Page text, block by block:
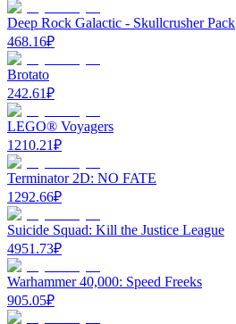
Deep Rock Galactic - Skullcrusher Pack
468.16₽
Brotato
242.61₽
LEGO® Voyagers
1210.21₽
Terminator 2D: NO FATE
1292.66₽
Suicide Squad: Kill the Justice League
4951.73₽
Warhammer 40,000: Speed Freeks
905.05₽